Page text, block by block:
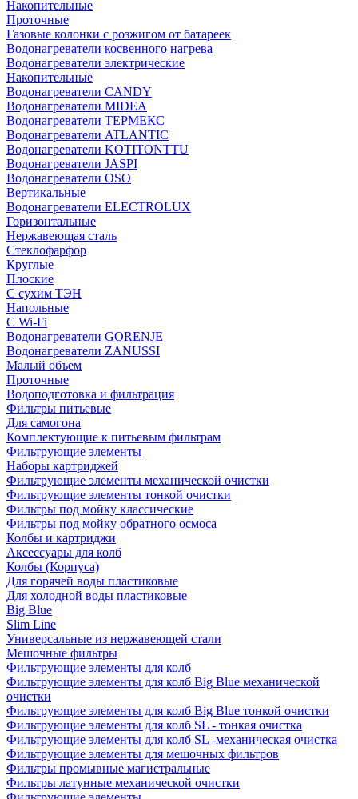
Накопительные
Проточные
Газовые колонки с розжигом от батареек
Водонагреватели косвенного нагрева
Водонагреватели электрические
Накопительные
Водонагреватели CANDY
Водонагреватели MIDEA
Водонагреватели ТЕРМЕКС
Водонагреватели ATLANTIC
Водонагреватели KOTITONTTU
Водонагреватели JASPI
Водонагреватели OSO
Вертикальные
Водонагреватели ELECTROLUX
Горизонтальные
Нержавеющая сталь
Стеклофарфор
Круглые
Плоские
С сухим ТЭН
Напольные
С Wi-Fi
Водонагреватели GORENJE
Водонагреватели ZANUSSI
Малый объем
Проточные
Водоподготовка и фильтрация
Фильтры питьевые
Для самогона
Комплектующие к питьевым фильтрам
Фильтрующие элементы
Наборы картриджей
Фильтрующие элементы механической очистки
Фильтрующие элементы тонкой очистки
Фильтры под мойку классические
Фильтры под мойку обратного осмоса
Колбы и картриджи
Аксессуары для колб
Колбы (Корпуса)
Для горячей воды пластиковые
Для холодной воды пластиковые
Big Blue
Slim Line
Универсальные из нержавеющей стали
Мешочные фильтры
Фильтрующие элементы для колб
Фильтрующие элементы для колб Big Blue механической
очистки
Фильтрующие элементы для колб Big Blue тонкой очистки
Фильтрующие элементы для колб SL - тонкая очистка
Фильтрующие элементы для колб SL -механическая очистка
Фильтрующие элементы для мешочных фильтров
Фильтры промывные магистральные
Фильтры латунные механической очистки